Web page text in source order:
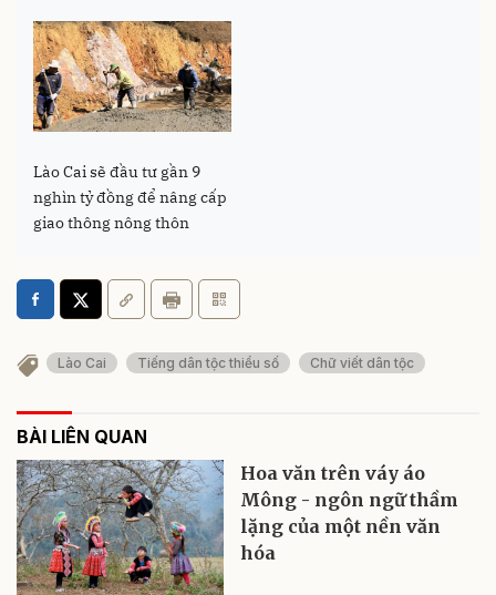
Lào Cai sẽ đầu tư gần 9
nghìn tỷ đồng để nâng cấp
giao thông nông thôn
Lào Cai Tiếng dân tộc thiểu số Chữ viết dân tộc
BÀI LIÊN QUAN
Hoa văn trên váy áo
Mông - ngôn ngữ thầm
lặng của một nền văn
hóa